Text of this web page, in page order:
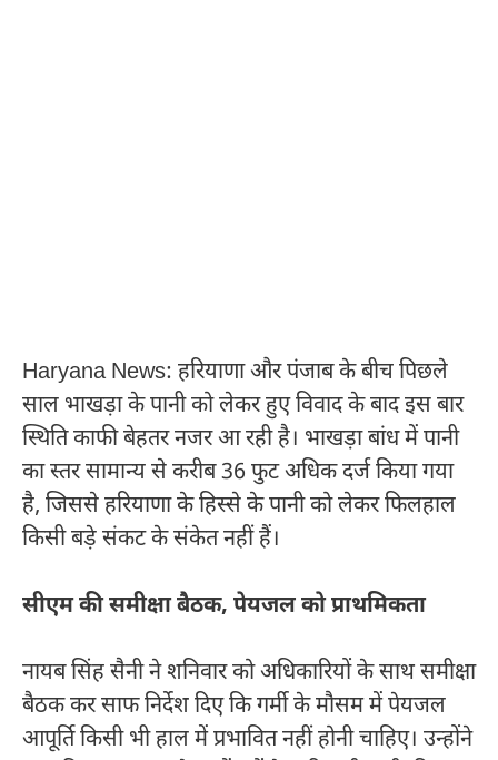
Haryana News: हरियाणा और पंजाब के बीच पिछले
साल भाखड़ा के पानी को लेकर हुए विवाद के बाद इस बार
स्थिति काफी बेहतर नजर आ रही है। भाखड़ा बांध में पानी
का स्तर सामान्य से करीब 36 फुट अधिक दर्ज किया गया
है, जिससे हरियाणा के हिस्से के पानी को लेकर फिलहाल
किसी बड़े संकट के संकेत नहीं हैं।
सीएम की समीक्षा बैठक, पेयजल को प्राथमिकता
नायब सिंह सैनी ने शनिवार को अधिकारियों के साथ समीक्षा
बैठक कर साफ निर्देश दिए कि गर्मी के मौसम में पेयजल
आपूर्ति किसी भी हाल में प्रभावित नहीं होनी चाहिए। उन्होंने